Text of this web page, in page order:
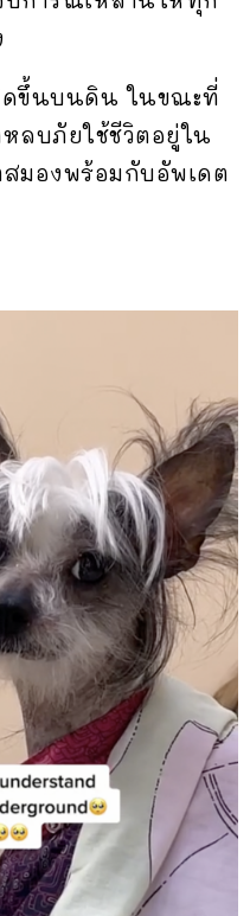
ดขึ้นบนดิน ในขณะที่
ลบภัยใช้ชีวิตอยู่ใน
มองพร้อมกับอัพเดต